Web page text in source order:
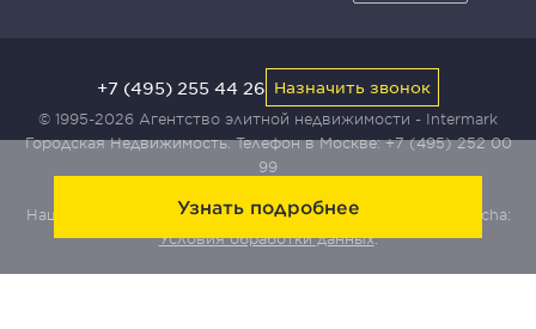
Узнать подробнее
© 1995-2026 Агентство элитной недвижимости - Intermark
Городская Недвижимость. Телефон в Москве:+7 (495) 252 00
99
Наш сайт защищен с помощью сервиса Yandex SmartCaptcha:
Условия обработки данных.
+7 (495) 255 44 26 Назначить звонок